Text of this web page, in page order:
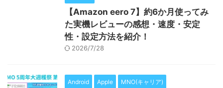
【Amazon eero 7】約6か月使ってみ
た実機レビューの感想・速度・安定
性・設定方法を紹介！
2026/7/28
Android Apple MNO(キャリア)